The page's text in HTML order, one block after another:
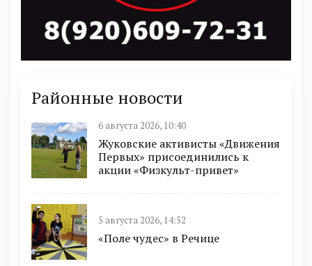
Районные новости
6 августа 2026, 10:40
Жуковские активисты «Движения
Первых» присоединились к
акции «Физкульт-привет»
5 августа 2026, 14:52
«Поле чудес» в Речице